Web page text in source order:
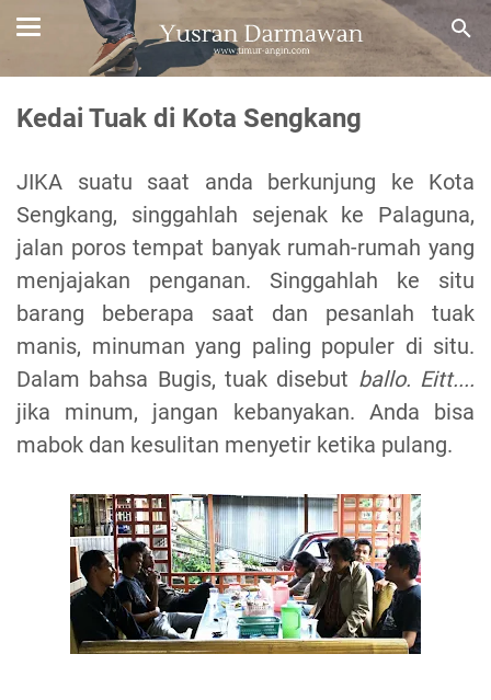
Kedai Tuak di Kota Sengkang
JIKA suatu saat anda berkunjung ke Kota
Sengkang, singgahlah sejenak ke Palaguna,
jalan poros tempat banyak rumah-rumah yang
menjajakan penganan. Singgahlah ke situ
barang beberapa saat dan pesanlah tuak
manis, minuman yang paling populer di situ.
Dalam bahsa Bugis, tuak disebut ballo. Eitt....
jika minum, jangan kebanyakan. Anda bisa
mabok dan kesulitan menyetir ketika pulang.